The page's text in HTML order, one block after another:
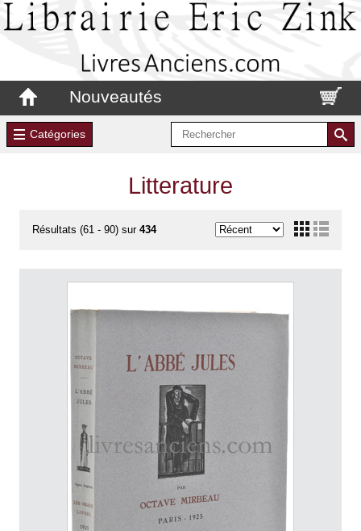
Nouveautés
Catégories
Litterature
Résultats (61 - 90) sur 434